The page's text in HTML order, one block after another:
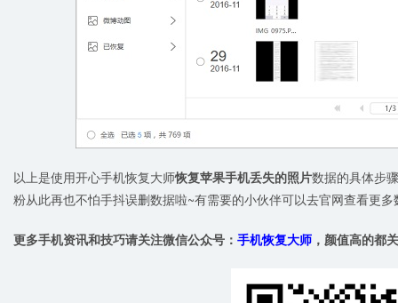
以上是使用开心手机恢复大师恢复苹果手机丢失的照片数据的具体步
粉从此再也不怕手抖误删数据啦~有需要的小伙伴可以去官网查看更
更多手机资讯和技巧请关注微信公众号： 手机恢复大师 ，颜值高的都